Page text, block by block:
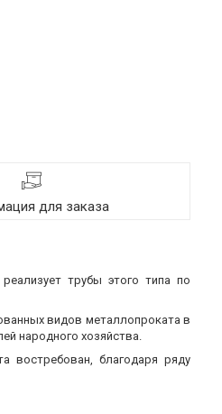
для заказа
трубы этого типа по
видов металлопроката в
народного хозяйства.
востребован, благодаря ряду